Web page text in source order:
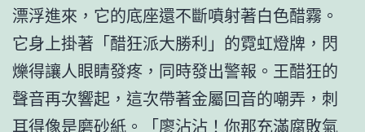
漂浮進來，它的底座還不斷噴射著白色醋霧。
它身上掛著「醋狂派大勝利」的霓虹燈牌，閃
爍得讓人眼睛發疼，同時發出警報。王醋狂的
聲音再次響起，這次帶著金屬回音的嘲弄，刺
耳得像是磨砂紙。「廖沾沾！你那充滿腐敗氣